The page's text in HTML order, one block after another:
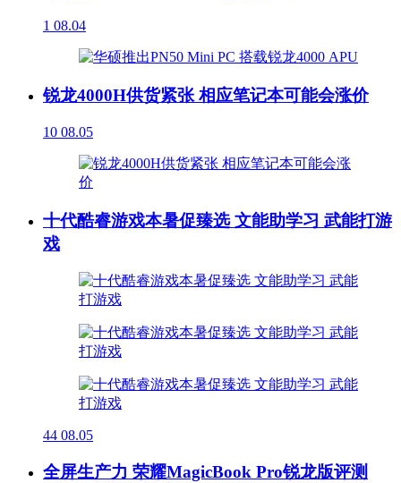
1 08.04
锐龙4000H供货紧张 相应笔记本可能会涨价
10 08.05
十代酷睿游戏本暑促臻选 文能助学习 武能打游
戏
44 08.05
全屏生产力 荣耀MagicBook Pro锐龙版评测